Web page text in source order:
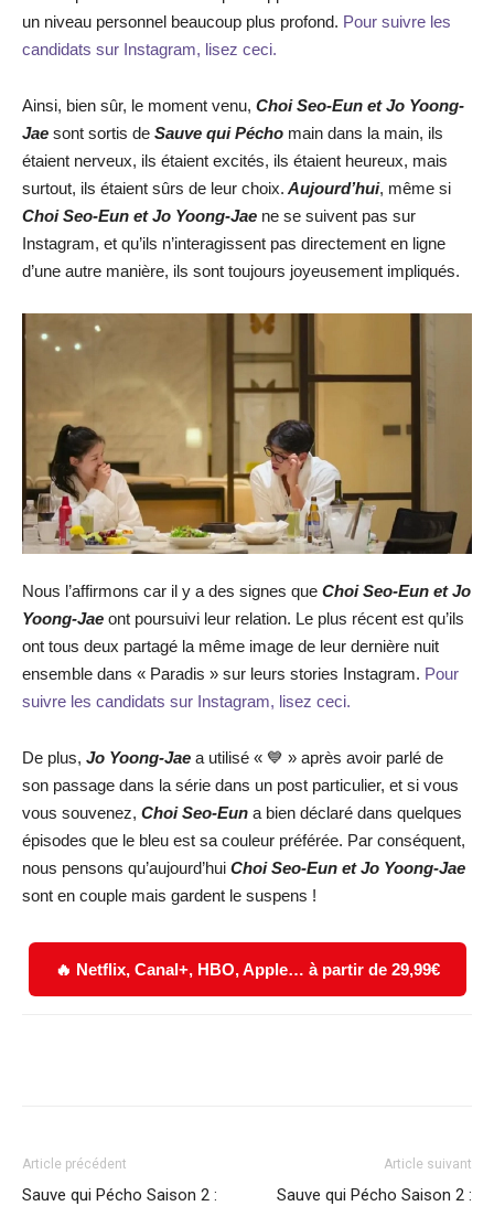
un niveau personnel beaucoup plus profond. Pour suivre les
candidats sur Instagram, lisez ceci.
Ainsi, bien sûr, le moment venu, Choi Seo-Eun et Jo Yoong-
Jae sont sortis de Sauve qui Pécho main dans la main, ils
étaient nerveux, ils étaient excités, ils étaient heureux, mais
surtout, ils étaient sûrs de leur choix. Aujourd’hui, même si
Choi Seo-Eun et Jo Yoong-Jae ne se suivent pas sur
Instagram, et qu’ils n’interagissent pas directement en ligne
d’une autre manière, ils sont toujours joyeusement impliqués.
Nous l’affirmons car il y a des signes que Choi Seo-Eun et Jo
Yoong-Jae ont poursuivi leur relation. Le plus récent est qu’ils
ont tous deux partagé la même image de leur dernière nuit
ensemble dans « Paradis » sur leurs stories Instagram. Pour
suivre les candidats sur Instagram, lisez ceci.
De plus, Jo Yoong-Jae a utilisé « 💙 » après avoir parlé de
son passage dans la série dans un post particulier, et si vous
vous souvenez, Choi Seo-Eun a bien déclaré dans quelques
épisodes que le bleu est sa couleur préférée. Par conséquent,
nous pensons qu’aujourd’hui Choi Seo-Eun et Jo Yoong-Jae
sont en couple mais gardent le suspens !
🔥 Netflix, Canal+, HBO, Apple… à partir de 29,99€
Article précédent
Sauve qui Pécho Saison 2 :
Article suivant
Sauve qui Pécho Saison 2 :